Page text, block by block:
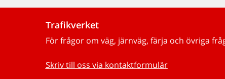
Trafikverket
För frågor om väg, järnväg, färja och övriga
Skriv till oss via kontaktformulär